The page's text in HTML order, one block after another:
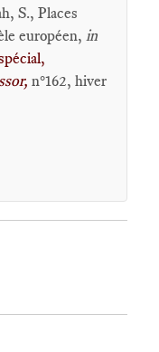
S., Places
européen, in
n°162, hiver